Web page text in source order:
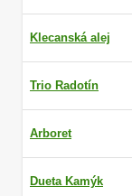
Klecanská alej
Trio Radotín
Arboret
Dueta Kamýk